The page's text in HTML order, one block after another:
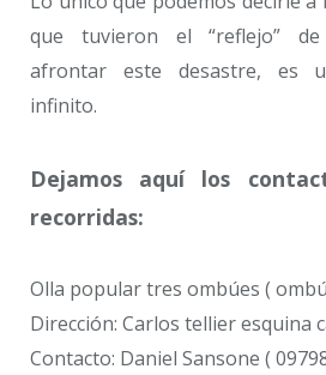
que tuvieron el “reflejo”
afrontar este desastre, es
infinito.
Dejamos aquí los
recorridas:
Olla popular tres ombúes (
Dirección: Carlos tellier esquina
Contacto: Daniel Sansone (